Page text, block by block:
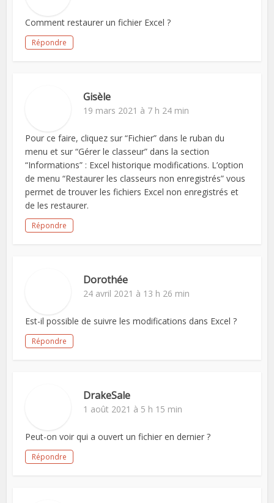
Comment restaurer un fichier Excel ?
Répondre
Gisèle
19 mars 2021 à 7 h 24 min
Pour ce faire, cliquez sur “Fichier” dans le ruban du
menu et sur “Gérer le classeur” dans la section
“Informations” : Excel historique modifications. L’option
de menu “Restaurer les classeurs non enregistrés” vous
permet de trouver les fichiers Excel non enregistrés et
de les restaurer.
Répondre
Dorothée
24 avril 2021 à 13 h 26 min
Est-il possible de suivre les modifications dans Excel ?
Répondre
DrakeSale
1 août 2021 à 5 h 15 min
Peut-on voir qui a ouvert un fichier en dernier ?
Répondre